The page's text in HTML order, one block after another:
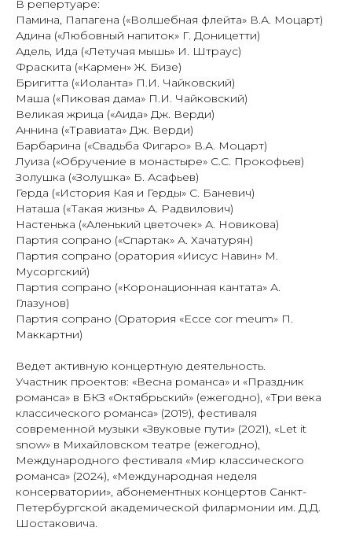
В репертуаре:
Памина, Папагена («Волшебная флейта» В.А. Моцарт)
Адина («Любовный напиток» Г. Доницетти)
Адель, Ида («Летучая мышь» И. Штраус)
Фраскита («Кармен» Ж. Бизе)
Бригитта («Иоланта» П.И. Чайковский)
Маша («Пиковая дама» П.И. Чайковский)
Великая жрица («Аида» Дж. Верди)
Аннина («Травиата» Дж. Верди)
Барбарина («Свадьба Фигаро» В.А. Моцарт)
Луиза («Обручение в монастыре» С.С. Прокофьев)
Золушка («Золушка» Б. Асафьев)
Герда («История Кая и Герды» С. Баневич)
Наташа («Такая жизнь» А. Радвилович)
Настенька («Аленький цветочек» А. Новикова)
Партия сопрано («Спартак» А. Хачатурян)
Партия сопрано (оратория «Иисус Навин» М.
Мусоргский)
Партия сопрано («Коронационная кантата» А.
Глазунов)
Партия сопрано (Оратория «Ecce cor meum» П.
Маккартни)
Ведет активную концертную деятельность.
Участник проектов: «Весна романса» и «Праздник
романса» в БКЗ «Октябрьский» (ежегодно), «Три века
классического романса» (2019), фестиваля
современной музыки «Звуковые пути» (2021), «Let it
snow» в Михайловском театре (ежегодно),
Международного фестиваля «Мир классического
романса» (2024), «Международная неделя
консерватории», абонементных концертов Санкт-
Петербургской академической филармонии им. Д.Д.
Шостаковича.